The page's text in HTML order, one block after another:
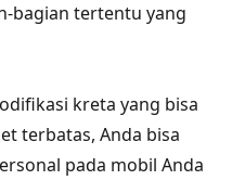
bagian tertentu yang
kreta yang bisa
terbatas, Anda bisa
pada mobil Anda